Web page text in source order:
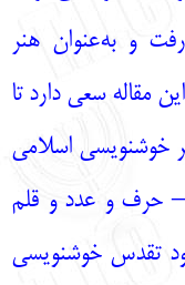
و به‌عنوان هنر
مقاله سعی دارد تا
خوشنویسی اسلامی
– حرف و عدد و قلم
تقدس خوشنویسی